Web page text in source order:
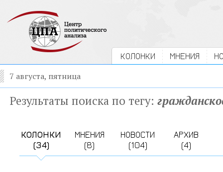
КОЛОНКИ МНЕНИЯ
7 августа, пятница
Результаты поиска по тегу:
КОЛОНКИ
(34)
МНЕНИЯ
(8)
НОВОСТИ
(104)
АРХИВ
(4)